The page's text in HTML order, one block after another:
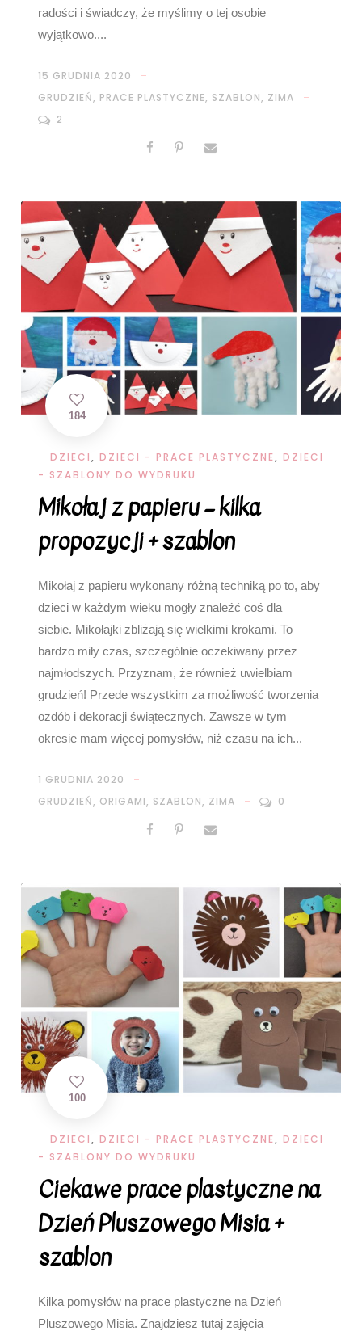
radości i świadczy, że myślimy o tej osobie
wyjątkowo....
15 GRUDNIA 2020
GRUDZIEŃ, PRACE PLASTYCZNE, SZABLON, ZIMA
2
184
DZIECI, DZIECI - PRACE PLASTYCZNE, DZIECI
- SZABLONY DO WYDRUKU
Mikołaj z papieru – kilka
propozycji + szablon
Mikołaj z papieru wykonany różną techniką po to, aby
dzieci w każdym wieku mogły znaleźć coś dla
siebie. Mikołajki zbliżają się wielkimi krokami. To
bardzo miły czas, szczególnie oczekiwany przez
najmłodszych. Przyznam, że również uwielbiam
grudzień! Przede wszystkim za możliwość tworzenia
ozdób i dekoracji świątecznych. Zawsze w tym
okresie mam więcej pomysłów, niż czasu na ich...
1 GRUDNIA 2020
GRUDZIEŃ, ORIGAMI, SZABLON, ZIMA 0
100
DZIECI, DZIECI - PRACE PLASTYCZNE, DZIECI
- SZABLONY DO WYDRUKU
Ciekawe prace plastyczne na
Dzień Pluszowego Misia +
szablon
Kilka pomysłów na prace plastyczne na Dzień
Pluszowego Misia. Znajdziesz tutaj zajęcia